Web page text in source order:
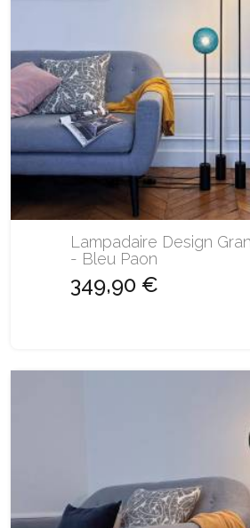
Lampadaire Design
- Bleu Paon
349,90 €